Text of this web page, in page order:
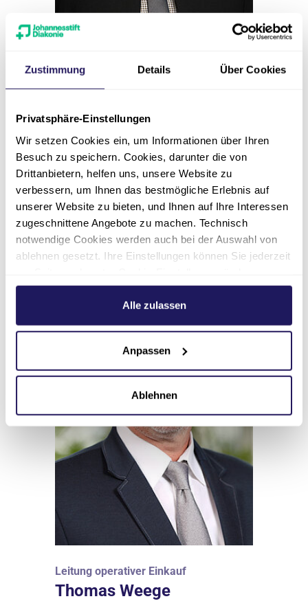
Zustimmung Details Über Cookies
Privatsphäre-Einstellungen
Wir setzen Cookies ein, um Informationen über Ihren
Besuch zu speichern. Cookies, darunter die von
Drittanbietern, helfen uns, unsere Website zu
verbessern, um Ihnen das bestmögliche Erlebnis auf
unserer Website zu bieten, und Ihnen auf Ihre Interessen
zugeschnittene Angebote zu machen. Technisch
notwendige Cookies werden auch bei der Auswahl von
ablehnen gesetzt. Ihre Einstellungen können Sie jederzeit
Weitere Informationen hierzu finden Sie in unserer
.
Alle zulassen
Anpassen
Ablehnen
Marco Lasczyk
Johannesstift Diakonie Services |
Service Center Einkauf und Logistik
030 762891-221
marco.lasczyk(at)jsd.de
Leitung operativer Einkauf
Thomas Weege